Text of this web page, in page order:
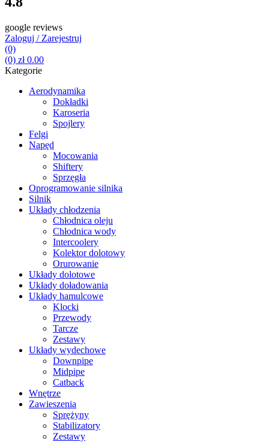
google reviews
Zaloguj / Zarejestruj
(0)
(0) zł0.00
Kategorie
Aerodynamika
Dokładki
Karoseria
Spojlery
Felgi
Napęd
Mocowania
Shiftery
Sprzęgła
Oprogramowanie silnika
Silnik
Układy chłodzenia
Chłodnica oleju
Chłodnica wody
Intercoolery
Kolektor dolotowy
Orurowanie
Układy dolotowe
Układy doładowania
Układy hamulcowe
Klocki
Przewody
Tarcze
Zestawy
Układy wydechowe
Downpipe
Midpipe
Catback
Wnętrze
Zawieszenia
Sprężyny
Stabilizatory
Zestawy